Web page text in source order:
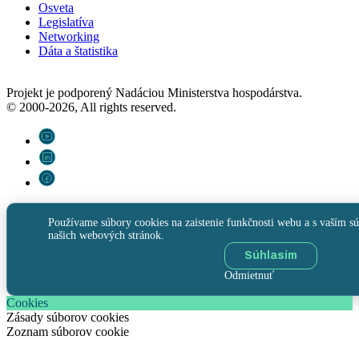
Osveta
Legislatíva
Networking
Dáta a štatistika
Projekt je podporený Nadáciou Ministerstva hospodárstva.
© 2000-2026, All rights reserved.
Používame súbory cookies na zaistenie funkčnosti webu a s vaším
našich webových stránok.
Súhlasím
Odmietnuť
Cookies
Zásady súborov cookies
Zoznam súborov cookie